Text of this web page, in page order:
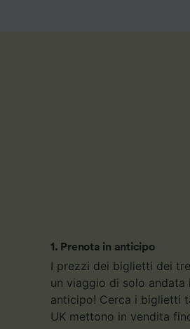
1 . Prenota in anticipo
I prezzi dei biglietti dei
un viaggio di solo andata
anticipo! Cerca i biglietti
UK mettono in vendita